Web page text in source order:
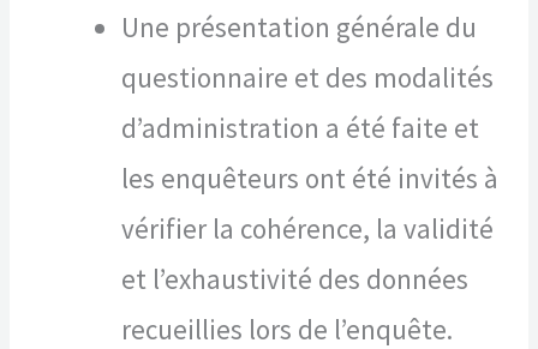
Une présentation générale du
questionnaire et des modalités
d’administration a été faite et
les enquêteurs ont été invités à
vérifier la cohérence, la validité
et l’exhaustivité des données
recueillies lors de l’enquête.